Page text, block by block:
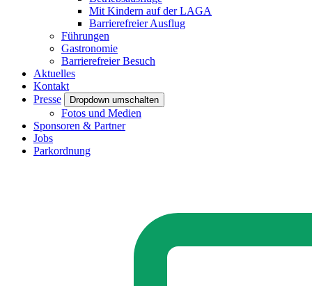
Mit Kindern auf der LAGA
Barrierefreier Ausflug
Führungen
Gastronomie
Barrierefreier Besuch
Aktuelles
Kontakt
Presse
Dropdown umschalten
Fotos und Medien
Sponsoren & Partner
Jobs
Parkordnung